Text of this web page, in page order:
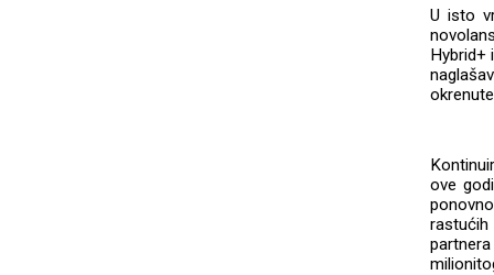
U isto
Hybrid+
ove
rastućih